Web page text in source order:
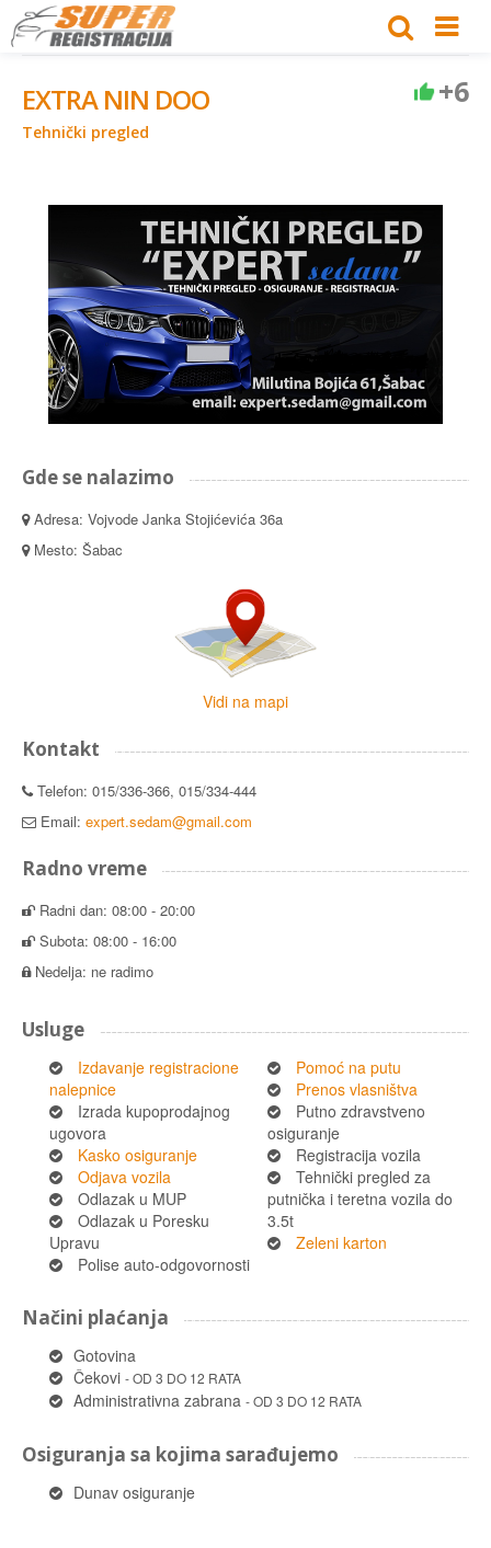
EXTRA NIN DOO
Tehnički pregled
+6
Gde se nalazimo
Adresa: Vojvode Janka Stojićevića 36a
Mesto: Šabac
Vidi na mapi
Kontakt
Telefon: 015/336-366, 015/334-444
Email: expert.sedam@gmail.com
Radno vreme
Radni dan: 08:00 - 20:00
Subota: 08:00 - 16:00
Nedelja: ne radimo
Usluge
Izdavanje registracione
nalepnice
Izrada kupoprodajnog
ugovora
Kasko osiguranje
Odjava vozila
Odlazak u MUP
Odlazak u Poresku
Upravu
Polise auto-odgovornosti
Pomoć na putu
Prenos vlasništva
Putno zdravstveno
osiguranje
Registracija vozila
Tehnički pregled za
putnička i teretna vozila do
3.5t
Zeleni karton
Načini plaćanja
Gotovina
Čekovi - OD 3 DO 12 RATA
Administrativna zabrana - OD 3 DO 12 RATA
Osiguranja sa kojima sarađujemo
Dunav osiguranje